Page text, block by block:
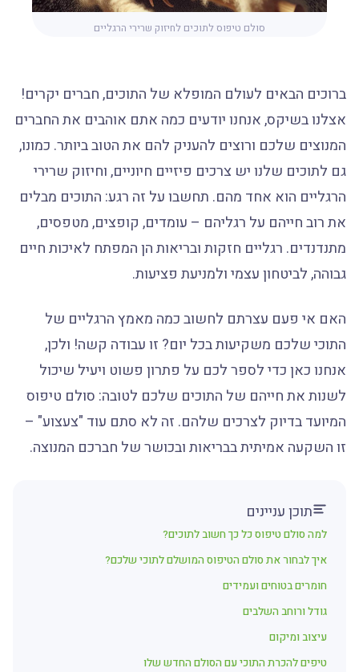
סולם טיפוס לתוכים לחיזוק שרירי הרגליים
ברוכים הבאים לעולם המופלא של התוכים, חברים יקרים!
אצלנו בשיקס, אנחנו יודעים כמה אתם אוהבים את החברים
המנוצים שלכם ורוצים להעניק להם את הטוב ביותר. כמונו,
גם לתוכים שלנו יש צרכים פיזיים חיוניים, וחיזוק שרירי
הרגליים הוא אחד מהם. תחשבו על זה רגע: התוכים מבלים
את רוב חייהם על רגליהם – עומדים, קופצים, מטפסים,
מתנדנדים. רגליים חזקות ובריאות הן המפתח לאיכות חיים
גבוהה, לביטחון עצמי ולמניעת פציעות.
האם אי פעם עצרתם לחשוב כמה מאמץ הרגליים של
התוכי שלכם משקיעות בכל יום? זו עבודה קשה! ולכן,
אנחנו כאן כדי לספר לכם על פתרון פשוט ויעיל שיכול
לשנות את חייהם של התוכים שלכם לטובה: סולם טיפוס
המיועד בדיוק לצרכים שלהם. זה לא סתם עוד "צעצוע" –
זו השקעה אמיתית בבריאות ובכושר של חברכם המנוצה.
תוכן עניינים
למה סולם טיפוס כל כך חשוב לתוכים?
איך לבחור את סולם הטיפוס המושלם לתוכי שלכם?
חומרים בטוחים ועמידים
גודל ורוחב השלבים
עיצוב ומיקום
טיפים להכרת התוכי עם הסולם החדש שלו